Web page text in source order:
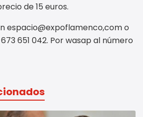
de 15 euros.
espacio@expoflamenco,com o
651 042. Por wasap al número